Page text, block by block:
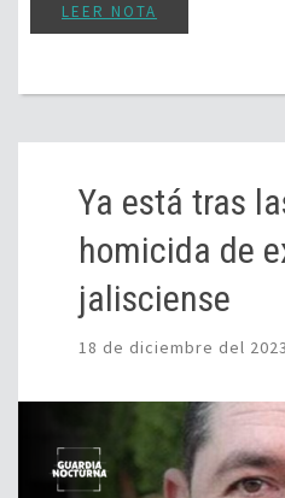
LEER NOTA
Ya está tras
homicida de
jalisciense
18 de diciembre del 2023